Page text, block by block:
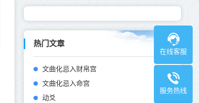
热门文章
文曲化忌入财帛宫
文曲化忌入命宫
动爻
在线客服
服务热线